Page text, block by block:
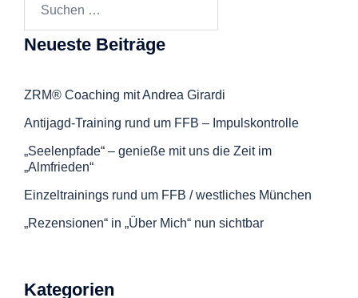
Neueste Beiträge
ZRM® Coaching mit Andrea Girardi
Antijagd-Training rund um FFB – Impulskontrolle
„Seelenpfade“ – genieße mit uns die Zeit im
„Almfrieden“
Einzeltrainings rund um FFB / westliches München
„Rezensionen“ in „Über Mich“ nun sichtbar
Kategorien